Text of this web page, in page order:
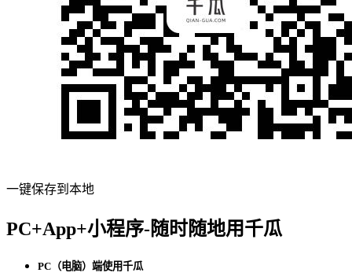
一键保存到本地
PC+App+小程序-随时随地用千瓜
PC（电脑）端使用千瓜